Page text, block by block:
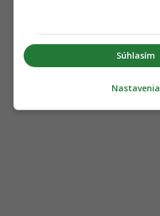
Súhlasím
Nastavenia